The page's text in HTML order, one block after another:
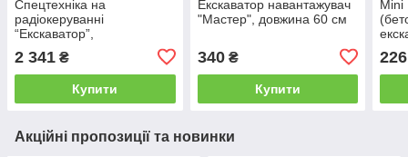
Спецтехніка на
радіокеруванні
“Екскаватор”,
підсвічування, акум. 3.7V,
USB-кабель, пульт 40
MHz, масштаб 1:24
2 341 ₴
Купити
Екскаватор навантажувач
"Мастер", довжина 60 см
340₴
Купити
Mini
226
Акційні пропозиції та новинки